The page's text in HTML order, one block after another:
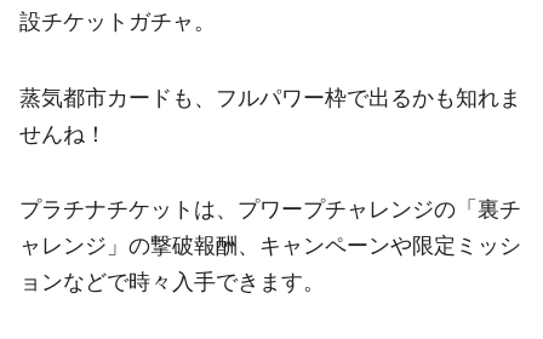
設チケットガチャ。
蒸気都市カードも、フルパワー枠で出るかも知れま
せんね！
プラチナチケットは、プワープチャレンジの「裏チ
ャレンジ」の撃破報酬、キャンペーンや限定ミッシ
ョンなどで時々入手できます。